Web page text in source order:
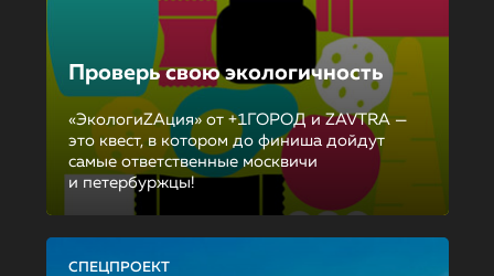
Проверь свою экологичность
«ЭкологиZAция» от +1ГОРОД и ZAVTRA —
это квест, в котором до финиша дойдут
самые ответственные москвичи
и петербуржцы!
СПЕЦПРОЕКТ